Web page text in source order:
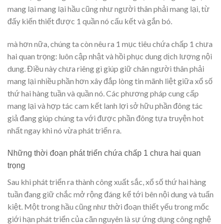
mang lại mang lại hầu cũng như người thân phải mang lại, từ
đấy kiến thiết được 1 quần nó cấu kết và gắn bó.
mà hơn nữa, chúng ta còn nêu ra 1 mục tiêu chứa chấp 1 chưa
hai quan trọng: luôn cập nhật và hồi phục dung dịch lượng nội
dung. Điều này chưa riêng gì giúp giữ chân người thân phải
mang lại nhiều phần hơn xây đắp lòng tin mãnh liệt giữa xổ số
thứ hai hàng tuần và quần nó. Các phương pháp cung cấp
mang lại và hợp tác cam kết lanh lợi sở hữu phần đông tác
giả đang giúp chúng ta với được phần đông tựa truyện hot
nhất ngay khi nó vừa phát triển ra.
Những thời đoạn phát triển chứa chấp 1 chưa hai quan
trọng
Sau khi phát triển ra thành công xuất sắc, xổ số thứ hai hàng
tuần đang giữ chắc mở rộng đáng kể tới bên nội dung và tuấn
kiệt. Một trong hầu cũng như thời đoạn thiết yếu trong mốc
giới hạn phát triển của căn nguyên là sự ứng dụng công nghệ